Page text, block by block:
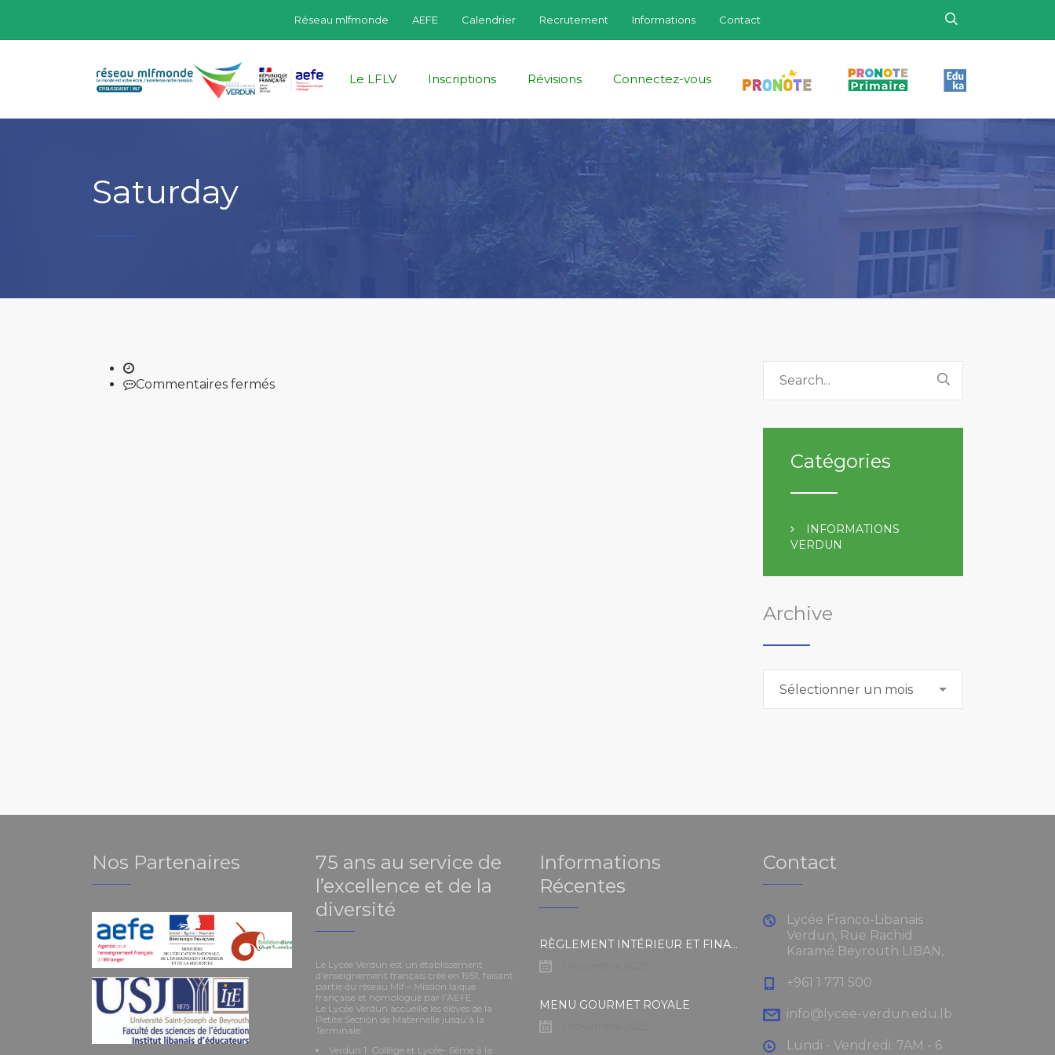
Réseau mlfmonde AEFE Calendrier Recrutement Informations Contact
Le LFLV Inscriptions Révisions Connectez-vous
Saturday
Commentaires ferméssur
Catégories
INFORMATIONS
VERDUN
Archive
Sélectionner un mois
Nos Partenaires
75 ans au service de
l’excellence et de la
diversité
Le Lycée Verdun est un établissement
d’enseignement français créé en 1951, faisant
partie du réseau Mlf – Mission laïque
française et homologué par l’AEFE.
Le Lycée Verdun accueille les élèves de la
Petite Section de Maternelle jusqu’à la
Terminale:
Verdun 1: Collège et Lycée- 6ème à la
Informations
Récentes
RÈGLEMENT INTÉRIEUR ET FINANCIER
MENU GOURMET ROYALE
Contact
Lycée Franco-Libanais
Verdun, Rue Rachid
Karamé Beyrouth LIBAN,
+961 1 771 500
info@lycee-verdun.edu.lb
Lundi - Vendredi: 7AM - 6